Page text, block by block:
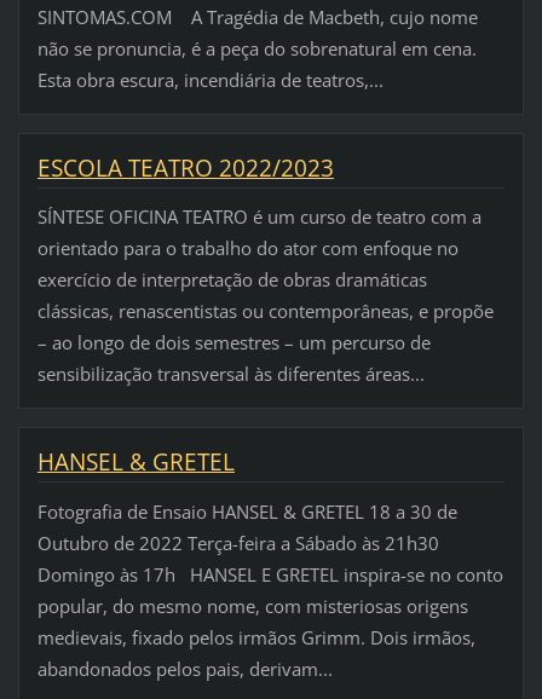
SINTOMAS.COM A Tragédia de Macbeth, cujo nome
não se pronuncia, é a peça do sobrenatural em cena.
Esta obra escura, incendiária de teatros,...
ESCOLA TEATRO 2022/2023
SÍNTESE OFICINA TEATRO é um curso de teatro com a
orientado para o trabalho do ator com enfoque no
exercício de interpretação de obras dramáticas
clássicas, renascentistas ou contemporâneas, e propõe
– ao longo de dois semestres – um percurso de
sensibilização transversal às diferentes áreas...
HANSEL & GRETEL
Fotografia de Ensaio HANSEL & GRETEL 18 a 30 de
Outubro de 2022 Terça-feira a Sábado às 21h30
Domingo às 17h HANSEL E GRETEL inspira-se no conto
popular, do mesmo nome, com misteriosas origens
medievais, fixado pelos irmãos Grimm. Dois irmãos,
abandonados pelos pais, derivam...